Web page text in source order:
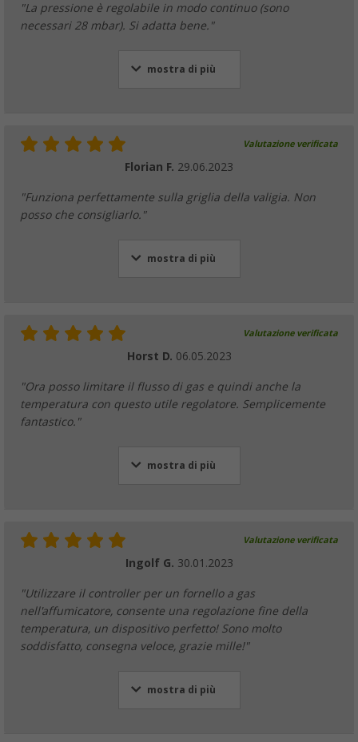
"La pressione è regolabile in modo continuo (sono
necessari 28 mbar). Si adatta bene."
mostra di più
Valutazione verificata
Florian F. 29.06.2023
"Funziona perfettamente sulla griglia della valigia. Non
posso che consigliarlo."
mostra di più
Valutazione verificata
Horst D. 06.05.2023
"Ora posso limitare il flusso di gas e quindi anche la
temperatura con questo utile regolatore. Semplicemente
fantastico."
mostra di più
Valutazione verificata
Ingolf G. 30.01.2023
"Utilizzare il controller per un fornello a gas
nell'affumicatore, consente una regolazione fine della
temperatura, un dispositivo perfetto! Sono molto
soddisfatto, consegna veloce, grazie mille!"
mostra di più